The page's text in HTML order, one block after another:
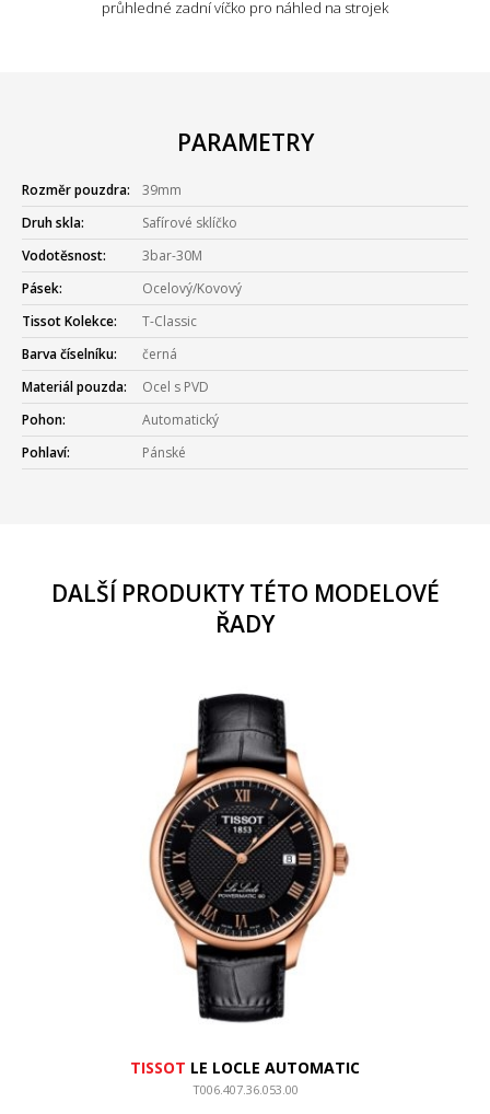
průhledné zadní víčko pro náhled na strojek
PARAMETRY
Rozměr pouzdra:
39mm
Druh skla:
Safírové sklíčko
Vodotěsnost:
3bar-30M
Pásek:
Ocelový/Kovový
Tissot Kolekce:
T-Classic
Barva číselníku:
černá
Materiál pouzda:
Ocel s PVD
Pohon:
Automatický
Pohlaví:
Pánské
DALŠÍ PRODUKTY TÉTO MODELOVÉ
ŘADY
TISSOT LE LOCLE AUTOMATIC
T006.407.36.053.00